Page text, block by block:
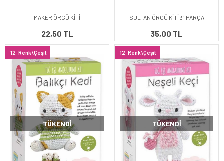
MAKER ÖRGÜ KİTİ
22,50 TL
SULTAN ÖRGÜ KİTİ 31 PARÇA
35,00 TL
12 Renk\Çeşit
TÜKENDI
12 Renk\Çeşit
TÜKENDI